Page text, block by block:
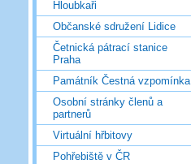
Hloubkaři
Občanské sdružení Lidice
Četnická pátrací stanice
Praha
Památník Čestná vzpomínka
Osobní stránky členů a
partnerů
Virtuální hřbitovy
Pohřebiště v ČR